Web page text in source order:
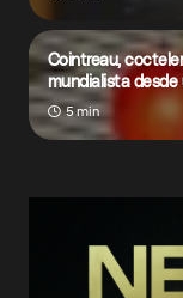
Cointreau,
mundialista desde
5 min